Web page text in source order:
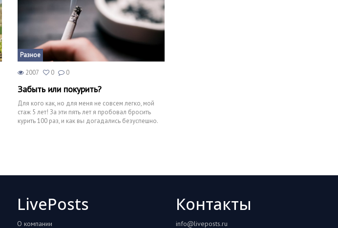
Разное
2007 0 0
Забыть или покурить?
Для кого как, но для меня не совсем легко, мой
стаж 5 лет! За эти пять лет я пробовал бросить
курить 100 раз, и как вы догадались безуспешно.
LivePosts
О компании
Контакты
info@liveposts.ru